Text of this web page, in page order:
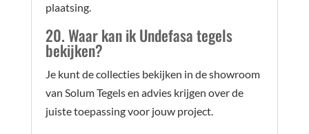
plaatsing.
20. Waar kan ik Undefasa tegels
bekijken?
Je kunt de collecties bekijken in de showroom
van Solum Tegels en advies krijgen over de
juiste toepassing voor jouw project.